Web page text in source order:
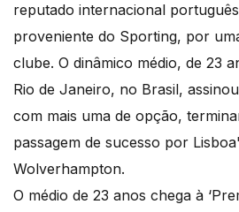
reputado internacional
proveniente do Sporting, por
clube. O dinâmico médio, de 23
Rio de Janeiro, no Brasil,
com mais uma de opção,
passagem de sucesso por
Wolverhampton.
O médio de 23 anos chega à